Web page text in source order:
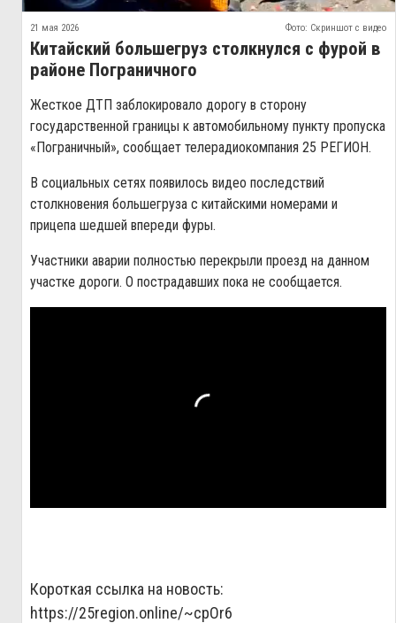
21 мая 2026 Фото: Скриншот с видео
Китайский большегруз столкнулся с фурой в
районе Пограничного
Жесткое ДТП заблокировало дорогу в сторону
государственной границы к автомобильному пункту пропуска
«Пограничный», сообщает телерадиокомпания 25 РЕГИОН.
В социальных сетях появилось видео последствий
столкновения большегруза с китайскими номерами и
прицепа шедшей впереди фуры.
Участники аварии полностью перекрыли проезд на данном
участке дороги. О пострадавших пока не сообщается.
Короткая ссылка на новость:
https://25region.online/~cpOr6